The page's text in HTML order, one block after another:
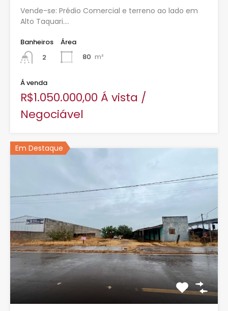
Vende-se: Prédio Comercial e terreno ao lado em
Alto Taquari.…
Banheiros
2
Área
80 m²
Á venda
R$1.050.000,00 Á vista /
Negociável
Em Destaque